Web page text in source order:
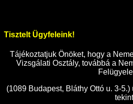
Tisztelt Ügyfeleink!
Tájékoztatjuk Önöket, hogy a
Vizsgálati Osztály, továbbá a
(1089 Budapest, Bláthy Ottó u. 3-